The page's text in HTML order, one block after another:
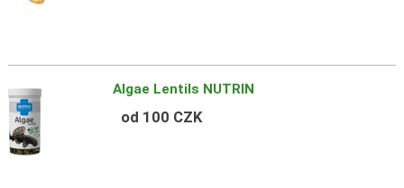
Algae Lentils NUTRIN
od 100 CZK